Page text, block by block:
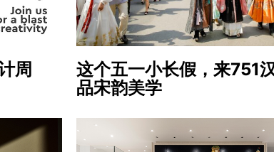
周
这个五一小长假，来751
品宋韵美学